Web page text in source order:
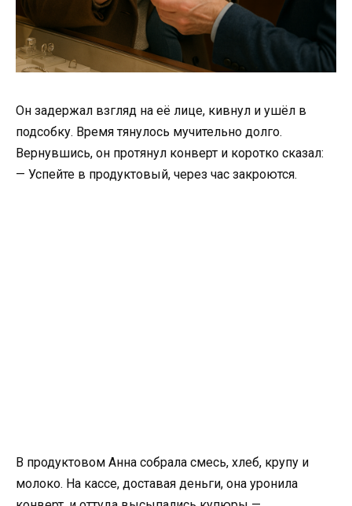
Он задержал взгляд на её лице, кивнул и ушёл в
подсобку. Время тянулось мучительно долго.
Вернувшись, он протянул конверт и коротко сказал:
— Успейте в продуктовый, через час закроются.
В продуктовом Анна собрала смесь, хлеб, крупу и
молоко. На кассе, доставая деньги, она уронила